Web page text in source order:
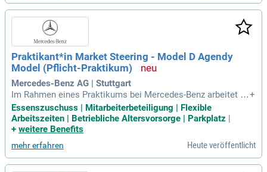
Praktikant*in Market Steering - Model D Agendy
Model (Pflicht-Praktikum)
Mercedes-Benz AG | Stuttgart
Im Rahmen eines Praktikums bei Mercedes-Benz arbeitet di
e Abteilung eng mit Marketing, Produktmanagement und Co
ntrolling zusammen. Zu den Hauptaufgaben gehört die regel
mäßige Erstellung von Managementdokumenten zur Verkau
men am operativen Tracking und der Steuerung von Verkauf
szielen in Ländern wie Korea, Türkei und Indien teil. Zudem
+
Essenszuschuss | Mitarbeiterbeteiligung | Flexible
Arbeitszeiten | Betriebliche Altersvorsorge | Parkplatz
+ weitere Benefits
mehr erfahren Heute veröffentlicht